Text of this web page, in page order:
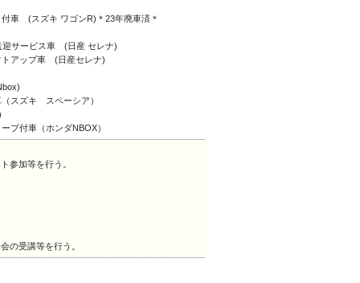
車 (スズキ ワゴンR)＊23年廃車済＊
サービス車 (日産 セレナ)
アップ車 (日産セレナ)
スズキ スペーシア）
付車（ホンダNBOX）
参加等を行う。
の受講等を行う。